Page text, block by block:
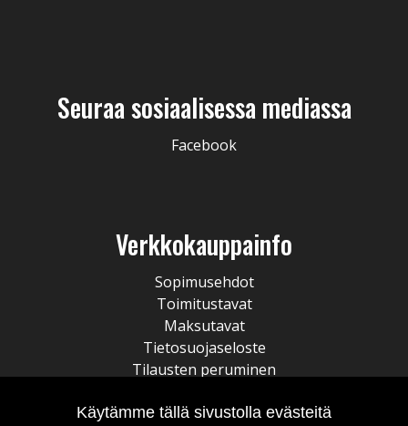
Seuraa sosiaalisessa mediassa
Facebook
Verkkokauppainfo
Sopimusehdot
Toimitustavat
Maksutavat
Tietosuojaseloste
Tilausten peruminen
Käytämme tällä sivustolla evästeitä